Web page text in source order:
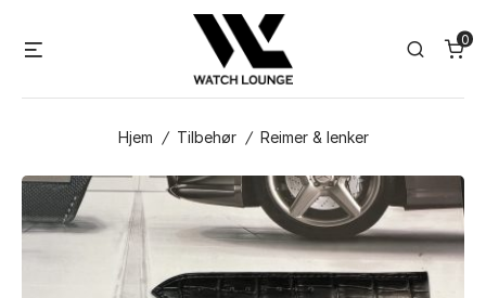
Search
0
Hjem / Tilbehør / Reimer & lenker